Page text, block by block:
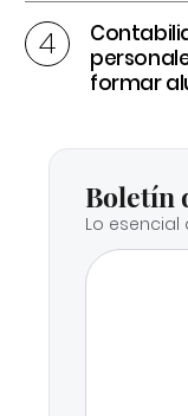
formar
Boletín
Lo